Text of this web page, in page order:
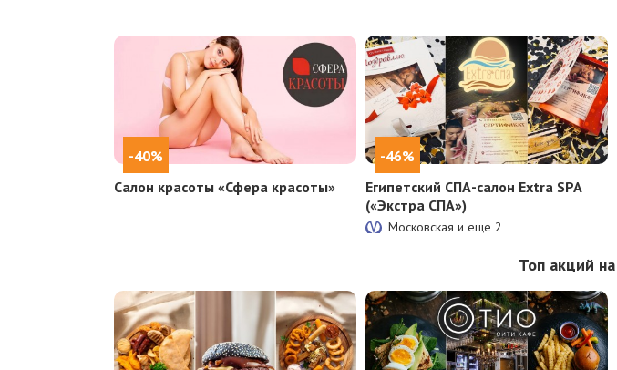
-40%
Салон красоты «Сфера красоты»
-46%
Египетский СПА-салон Extra SPA
(«Экстра СПА»)
Московская и еще 2
Топ акций на